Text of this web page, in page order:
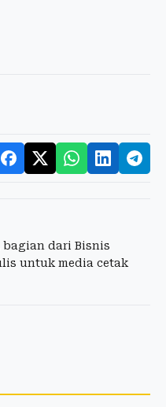
dari Bisnis
untuk media cetak